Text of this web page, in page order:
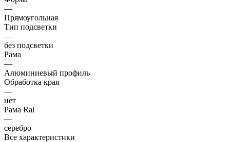
—
Прямоугольная
Тип подсветки
—
без подсветки
Рама
—
Алюминиевый профиль
Обработка края
—
нет
Рама Ral
—
серебро
Все характеристики